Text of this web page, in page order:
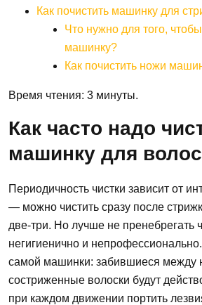
Как почистить машинку для
Что нужно для того,
машинку?
Как почистить ножи
Время чтения: 3 минуты.
Как часто надо
машинку для
Периодичность чистки зависит от
— можно чистить сразу после
две-три. Но лучше не пренебрегать
негигиенично и
самой машинки: забившиеся между
состриженные волоски будут
при каждом движении портить